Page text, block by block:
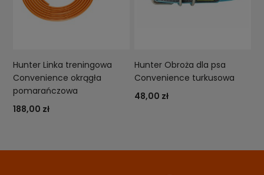
Hunter Linka treningowa
Convenience okrągła
pomarańczowa
188,00 zł
Hunter Obroża dla psa
Convenience turkusowa
48,00 zł